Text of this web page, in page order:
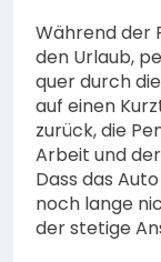
Während der
den Urlaub,
quer durch
auf einen
zurück, die
Arbeit und
Dass das
noch lange
der stetige